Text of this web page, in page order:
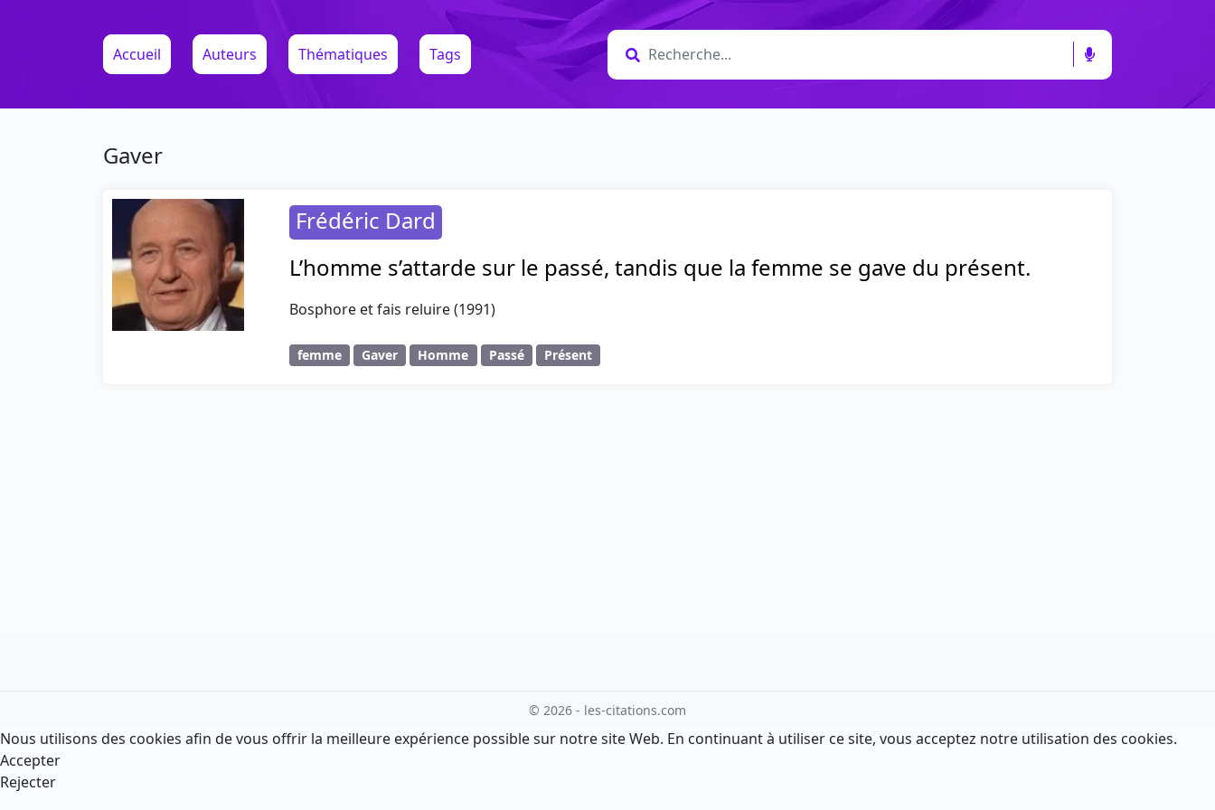
Accueil Auteurs Thématiques Tags
Gaver
Frédéric Dard
L’homme s’attarde sur le passé, tandis que la femme se gave du présent.
Bosphore et fais reluire (1991)
femme Gaver Homme Passé Présent
© 2026 - les-citations.com
Nous utilisons des cookies afin de vous offrir la meilleure expérience possible sur notre site Web. En continuant à utiliser ce site, vous acceptez notre utilisation des cookies.
Accepter
Rejecter